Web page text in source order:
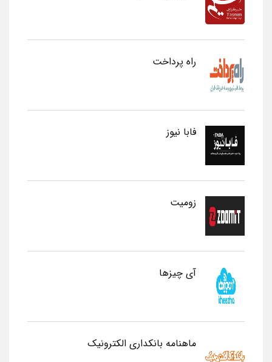
راه پرداخت
فابا نیوز
زومیت
آی چیزها
ماهنامه بانکداری الکترونیک